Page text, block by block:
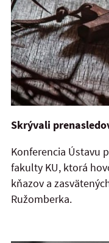
Skrývali
Konferencia Ústavu
fakulty KU, ktorá
kňazov a
Ružomberka.